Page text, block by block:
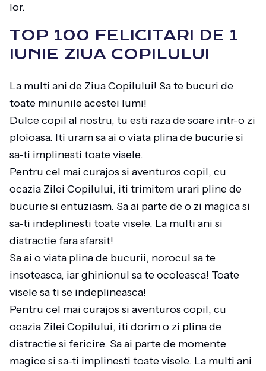
lor.
TOP 100 FELICITARI DE 1
IUNIE ZIUA COPILULUI
La multi ani de Ziua Copilului! Sa te bucuri de
toate minunile acestei lumi!
Dulce copil al nostru, tu esti raza de soare intr-o zi
ploioasa. Iti uram sa ai o viata plina de bucurie si
sa-ti implinesti toate visele.
Pentru cel mai curajos si aventuros copil, cu
ocazia Zilei Copilului, iti trimitem urari pline de
bucurie si entuziasm. Sa ai parte de o zi magica si
sa-ti indeplinesti toate visele. La multi ani si
distractie fara sfarsit!
Sa ai o viata plina de bucurii, norocul sa te
insoteasca, iar ghinionul sa te ocoleasca! Toate
visele sa ti se indeplineasca!
Pentru cel mai curajos si aventuros copil, cu
ocazia Zilei Copilului, iti dorim o zi plina de
distractie si fericire. Sa ai parte de momente
magice si sa-ti implinesti toate visele. La multi ani